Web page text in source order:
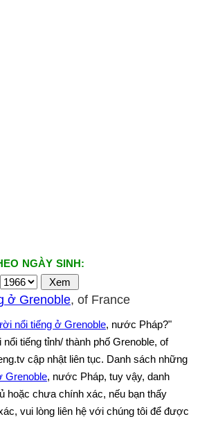
NGÀY SINH:
ở Grenoble, of France
nổi tiếng ở Grenoble, nước Pháp?"
tiếng tỉnh/ thành phố Grenoble, of
cập nhật liên tục. Danh sách những
Grenoble, nước Pháp, tuy vậy, danh
hoặc chưa chính xác, nếu bạn thấy
vui lòng liên hệ với chúng tôi để được